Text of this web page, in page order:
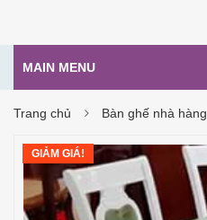
MAIN MENU
Trang chủ Bàn ghế nhà hàng
GIẢM GIÁ!